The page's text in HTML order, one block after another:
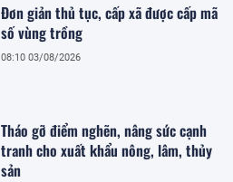
Đơn giản thủ tục, cấp xã được cấp mã
số vùng trồng
08:10 03/08/2026
Tháo gỡ điểm nghẽn, nâng sức cạnh
tranh cho xuất khẩu nông, lâm, thủy
sản